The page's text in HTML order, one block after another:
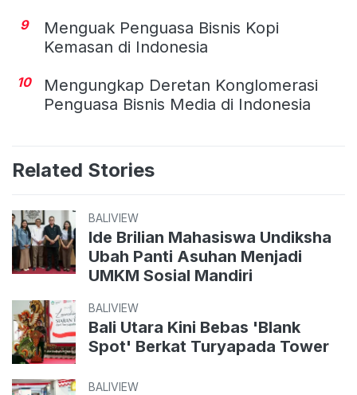
9
Menguak Penguasa Bisnis Kopi
Kemasan di Indonesia
10
Mengungkap Deretan Konglomerasi
Penguasa Bisnis Media di Indonesia
Related Stories
BALIVIEW
Ide Brilian Mahasiswa Undiksha
Ubah Panti Asuhan Menjadi
UMKM Sosial Mandiri
BALIVIEW
Bali Utara Kini Bebas 'Blank
Spot' Berkat Turyapada Tower
BALIVIEW